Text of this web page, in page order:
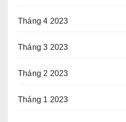
Tháng 4 2023
Tháng 3 2023
Tháng 2 2023
Tháng 1 2023